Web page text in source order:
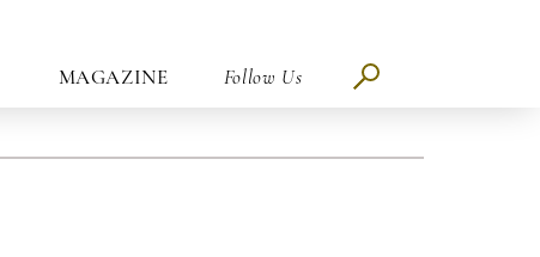
MAGAZINE Follow Us